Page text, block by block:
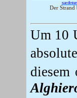
Der Strand
Um 10
diesem